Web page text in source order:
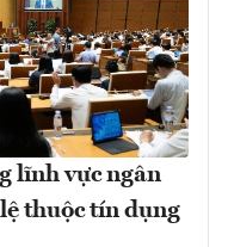
lĩnh vực ngân
thuộc tín dụng